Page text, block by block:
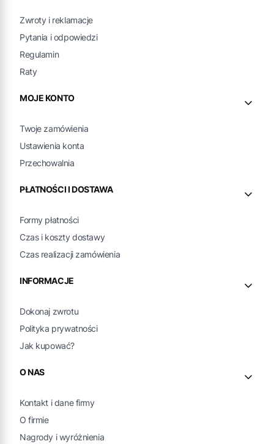
Zwroty i reklamacje
Pytania i odpowiedzi
Regulamin
Raty
MOJE KONTO
Twoje zamówienia
Ustawienia konta
Przechowalnia
PŁATNOŚCI I DOSTAWA
Formy płatności
Czas i koszty dostawy
Czas realizacji zamówienia
INFORMACJE
Dokonaj zwrotu
Polityka prywatności
Jak kupować?
O NAS
Kontakt i dane firmy
O firmie
Nagrody i wyróżnienia